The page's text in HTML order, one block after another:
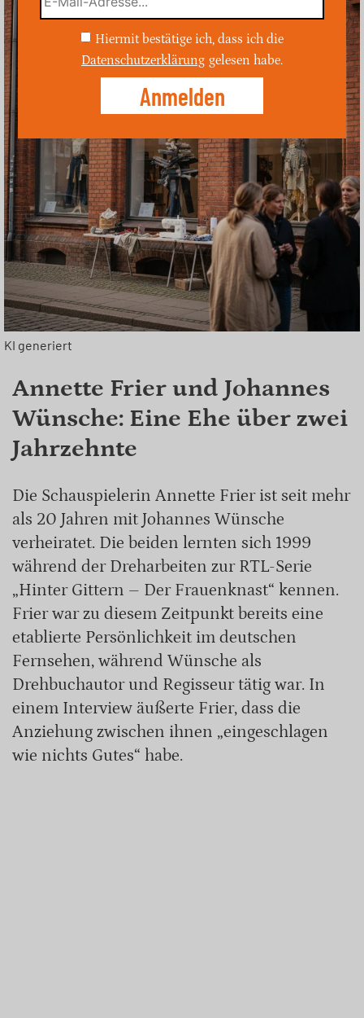
KI generiert
Annette Frier und Johannes
Wünsche: Eine Ehe über zwei
Jahrzehnte
Die Schauspielerin Annette Frier ist seit mehr
als 20 Jahren mit Johannes Wünsche
verheiratet. Die beiden lernten sich 1999
während der Dreharbeiten zur RTL-Serie
„Hinter Gittern – Der Frauenknast“ kennen.
Frier war zu diesem Zeitpunkt bereits eine
etablierte Persönlichkeit im deutschen
Fernsehen, während Wünsche als
Drehbuchautor und Regisseur tätig war. In
einem Interview äußerte Frier, dass die
Anziehung zwischen ihnen „eingeschlagen
wie nichts Gutes“ habe.
Hiermit bestätige ich, dass ich die
Datenschutzerklärung gelesen habe.